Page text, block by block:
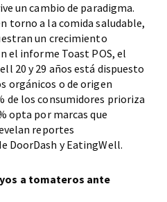
un cambio de paradigma.
torno a la comida saludable,
un crecimiento
el informe Toast POS, el
20 y 29 años está dispuesto
orgánicos o de origen
de los consumidores prioriza
opta por marcas que
reportes
DoorDash y EatingWell.
a tomateros ante